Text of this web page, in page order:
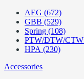
AEG (672)
GBB (529)
Spring (108)
PTW/DTW/
HPA (230)
Accessories